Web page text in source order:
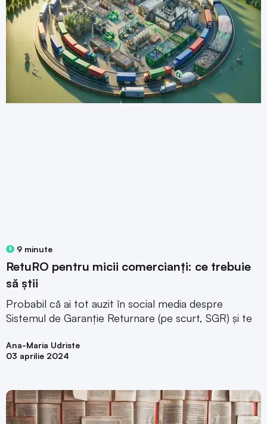
9 minute
RetuRO pentru micii comercianți: ce trebuie
să știi
Probabil că ai tot auzit în social media despre
Sistemul de Garanție Returnare (pe scurt, SGR) și te
Ana-Maria Udriste
03 aprilie 2024